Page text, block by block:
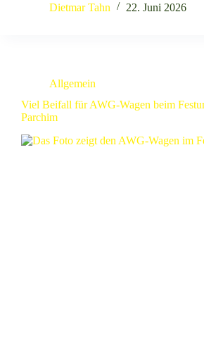
Dietmar Tahn
22. Juni 2026
Allgemein
Viel Beifall für AWG-Wagen beim
Parchim